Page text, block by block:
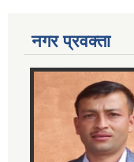
नगर प्रवक्ता